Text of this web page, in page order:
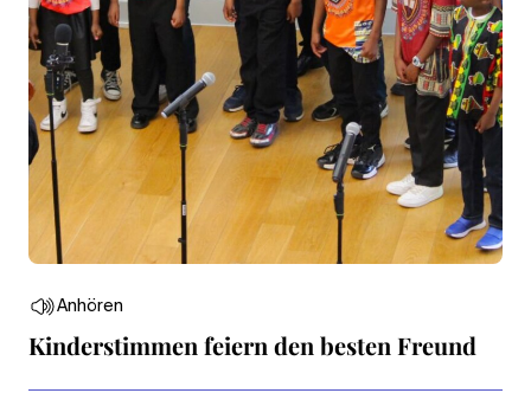
Anhören
Kinderstimmen feiern den besten Freund